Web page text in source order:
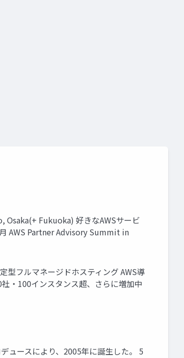
Osaka(+ Fukuoka) 好きなAWSサービ
AWS Partner Advisory Summit in
型フルマネージドホスティング AWS導
・100インスタンス超、さらに増加中
ュースにより、2005年に誕生した。 5